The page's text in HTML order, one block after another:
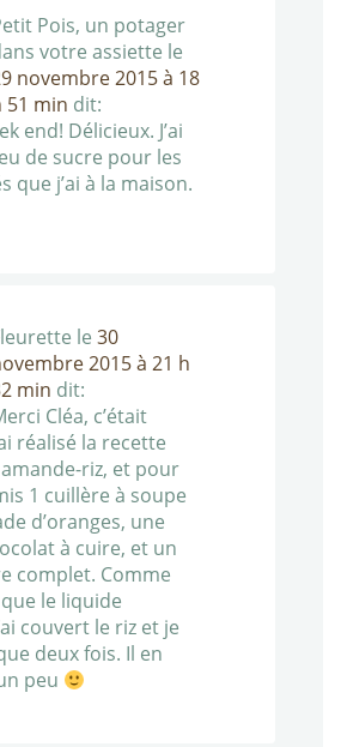
Pois, un potager
votre assiette le
novembre 2015 à 18
51 min dit:
end! Délicieux. J’ai
de sucre pour les
que j’ai à la maison.
le 30
2015 à 21 h
min dit:
Cléa, c’était
réalisé la recette
riz, et pour
1 cuillère à soupe
d’oranges, une
à cuire, et un
complet. Comme
le liquide
couvert le riz et je
deux fois. Il en
peu